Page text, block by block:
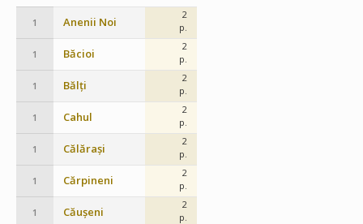
1 Anenii Noi
2
p.
1 Băcioi
2
p.
1 Bălți
2
p.
1 Cahul
2
p.
1 Călărași
2
p.
1 Cărpineni
2
p.
1 Căușeni
2
p.